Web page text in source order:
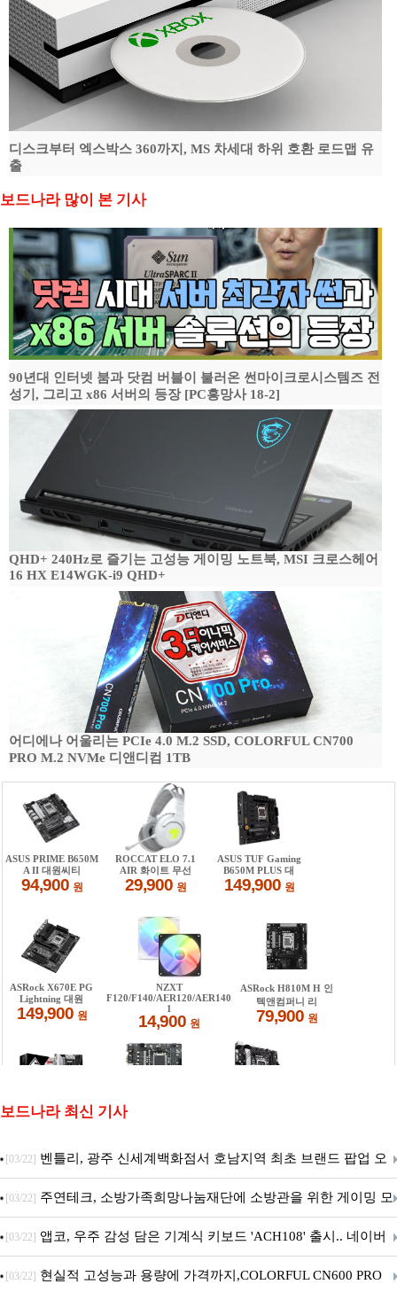
디스크부터 엑스박스 360까지, MS 차세대 하위 호환 로드맵 유
출
보드나라 많이 본 기사
90년대 인터넷 붐과 닷컴 버블이 불러온 썬마이크로시스템즈 전
성기, 그리고 x86 서버의 등장 [PC흥망사 18-2]
QHD+ 240Hz로 즐기는 고성능 게이밍 노트북, MSI 크로스헤어
16 HX E14WGK-i9 QHD+
어디에나 어울리는 PCIe 4.0 M.2 SSD, COLORFUL CN700
PRO M.2 NVMe 디앤디컴 1TB
보드나라 최신 기사
[03/22] 벤틀리, 광주 신세계백화점서 호남지역 최초 브랜드 팝업 오
픈
[03/22] 주연테크, 소방가족희망나눔재단에 소방관을 위한 게이밍 모
니터·스마트 펫 침대 기부
[03/22] 앱코, 우주 감성 담은 기계식 키보드 'ACH108' 출시.. 네이버
브랜드데이 기획전 진행
[03/22] 현실적 고성능과 용량에 가격까지,COLORFUL CN600 PRO